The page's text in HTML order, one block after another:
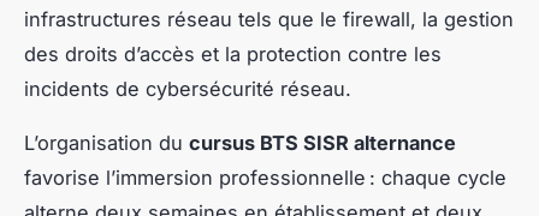
infrastructures réseau tels que le firewall, la gestion
des droits d’accès et la protection contre les
incidents de cybersécurité réseau.
L’organisation du cursus BTS SISR alternance
favorise l’immersion professionnelle : chaque cycle